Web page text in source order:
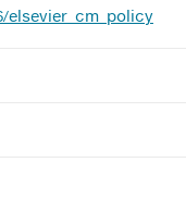
elsevier_cm_policy